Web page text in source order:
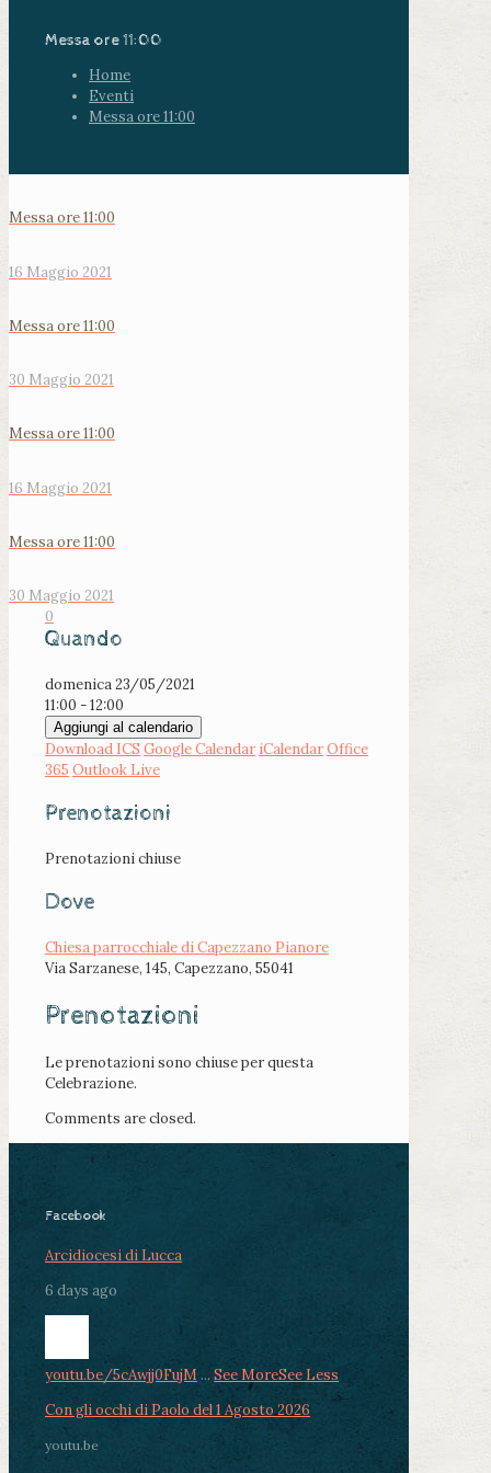
Messa ore 11:00
Home
Eventi
Messa ore 11:00
Messa ore 11:00
16 Maggio 2021
Messa ore 11:00
30 Maggio 2021
Messa ore 11:00
16 Maggio 2021
Messa ore 11:00
30 Maggio 2021
0
Quando
domenica 23/05/2021
11:00 - 12:00
Aggiungi al calendario
Download ICS Google Calendar iCalendarOffice
365 Outlook Live
Prenotazioni
Prenotazioni chiuse
Dove
Chiesa parrocchiale di Capezzano Pianore
Via Sarzanese, 145, Capezzano, 55041
Prenotazioni
Le prenotazioni sono chiuse per questa
Celebrazione.
Comments are closed.
Facebook
Arcidiocesi di Lucca
6 days ago
youtu.be/5cAwjj0FujM ... See MoreSee Less
Con gli occhi di Paolo del 1 Agosto 2026
youtu.be